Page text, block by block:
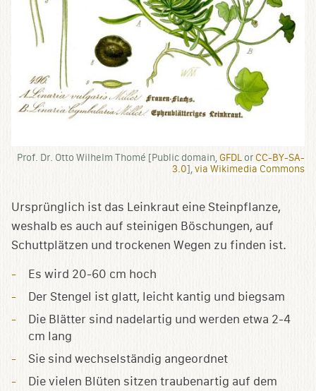
Prof. Dr. Otto Wilhelm Thomé [Public domain, GFDL or CC-BY-SA-
3.0],via Wikimedia Commons
Ursprünglich ist das Leinkraut eine Steinpflanze,
weshalb es auch auf steinigen Böschungen, auf
Schuttplätzen und trockenen Wegen zu finden ist.
Es wird 20-60 cm hoch
Der Stengel ist glatt, leicht kantig und biegsam
Die Blätter sind nadelartig und werden etwa 2-4
cm lang
Sie sind wechselständig angeordnet
Die vielen Blüten sitzen traubenartig auf dem